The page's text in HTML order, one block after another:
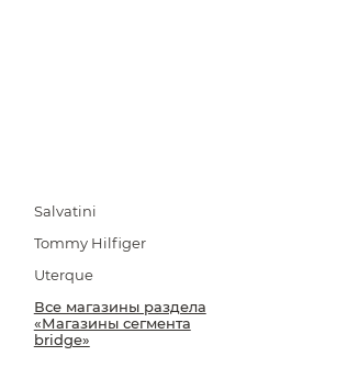
Salvatini
Tommy Hilfiger
Uterque
Все магазины раздела
«Магазины сегмента
bridge»